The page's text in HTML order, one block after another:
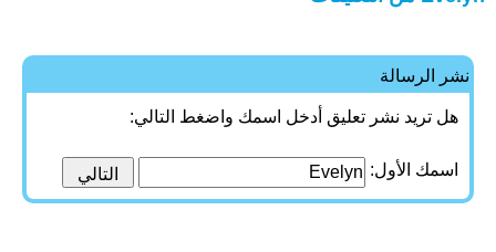
نشر الرسالة
هل تريد نشر تعليق أدخل اسمك واضغط التالي:
اسمك الأول: